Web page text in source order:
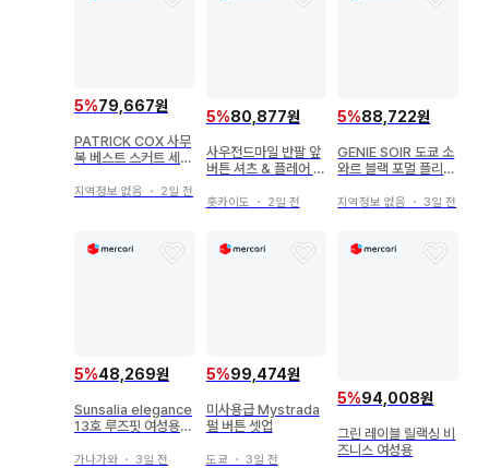
5%79,667원
PATRICK COX 사무
복 베스트 스커트 세트
지역정보 없음 ・ 2일 전
5%80,877원
사우전드마일 반팔 앞
버튼 셔츠 & 플레어 스
홋카이도 ・ 2일 전
5%88,722원
GENIE SOIR 도쿄 소
와르 블랙 포멀 플리츠
지역정보 없음 ・ 3일 전
5%48,269원
Sunsalia elegance
13호 루즈핏 여성용
가나가와 ・ 3일 전
5%99,474원
미사용급 Mystrada
펄 버튼 셋업
도쿄 ・ 3일 전
5%94,008원
그린 레이블 릴랙싱 비
즈니스 여성용